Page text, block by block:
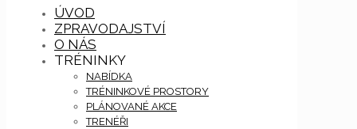
ÚVOD
ZPRAVODAJSTVÍ
O NÁS
TRÉNINKY
NABÍDKA
TRÉNINKOVÉ PROSTORY
PLÁNOVANÉ AKCE
TRENÉŘI